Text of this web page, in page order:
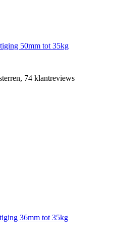
50mm tot 35kg
74 klantreviews
36mm tot 35kg